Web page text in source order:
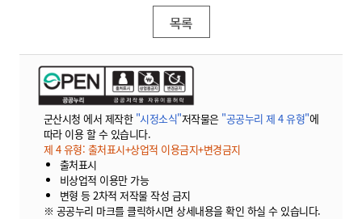
목록
군산시청 에서 제작한 "시정소식"저작물은 "공공누리 제 4 유형"에
따라 이용 할 수 있습니다.
제 4 유형: 출처표시+상업적 이용금지+변경금지
출처표시
비상업적 이용만 가능
변형 등 2차적 저작물 작성 금지
※ 공공누리 마크를 클릭하시면 상세내용을 확인 하실 수 있습니다.